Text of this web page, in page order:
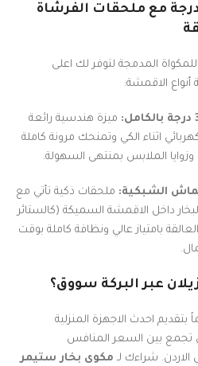
موصل يدور 360 درجة مع ملحقات الفرشاة
للمكواة المدمجة لتوفر لك اعلى
أنواع الاقمشة:
ميزة هندسية رائعة
اثناء الكي وتمنحك مرونة كاملة
وزوايا الملابس بمنتهى السهولة.
الشبكية: ملحقات ذكية تأتي مع
داخل الاقمشة السميكة (كالستائر
بامتياز عالي ونظافة كاملة بوقت
عبر البركة سووق؟
احدث الاجهزة المنزلية
تجمع بين السعر المنافس
الاردن. شراءك لـ مكوى بخار ستيمر